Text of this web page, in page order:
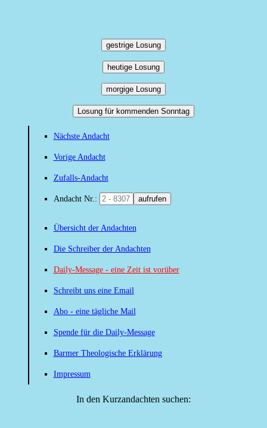
gestrige Losung
heutige Losung
morgige Losung
Losung für kommenden Sonntag
Nächste Andacht
Vorige Andacht
Zufalls-Andacht
Andacht Nr.: aufrufen
Übersicht der Andachten
Die Schreiber der Andachten
Daily-Message - eine Zeit ist vorüber
Schreibt uns eine Email
Abo - eine tägliche Mail
Spende für die Daily-Message
Barmer Theologische Erklärung
Impressum
In den Kurzandachten suchen: